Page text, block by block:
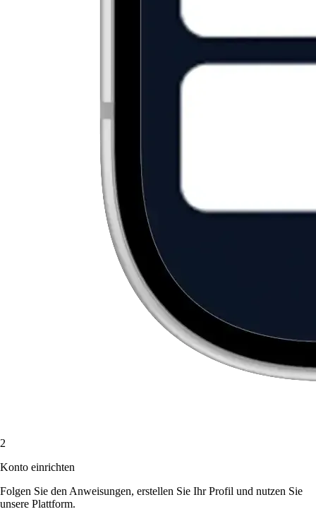
2
Konto einrichten
Folgen Sie den Anweisungen, erstellen Sie Ihr Profil und nutzen Sie
unsere Plattform.